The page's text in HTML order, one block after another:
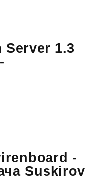
Server 1.3
-
Suskirov